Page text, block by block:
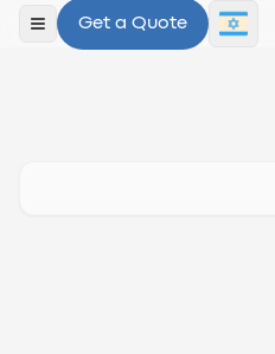
Get a Quote
פתח